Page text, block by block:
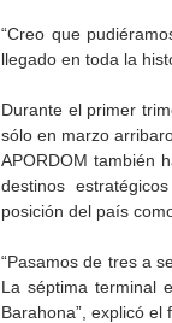
“Creo que
llegado en toda la
Durante el primer
sólo en marzo
APORDOM también
destinos
posición del país
“Pasamos de tres a
La séptima terminal
Barahona”, explicó el